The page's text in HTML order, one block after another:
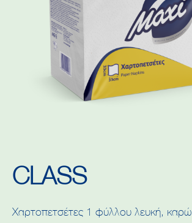
CLASS
Χαρτοπετσέτες 1 φύλλου λευκή, καρώ